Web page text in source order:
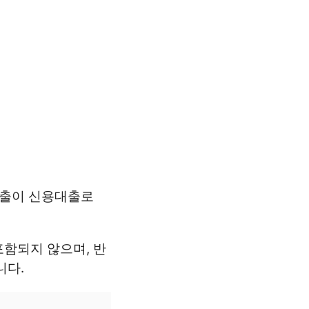
이 신용대출로
되지 않으며, 반
다.